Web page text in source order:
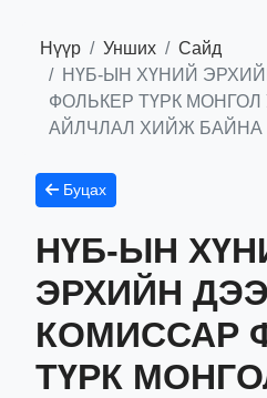
Нүүр Унших
Сайд
НҮБ-ЫН ХҮНИЙ
ФОЛЬКЕР ТҮРК
АЙЛЧЛАЛ ХИЙЖ БАЙНА
Буцах
НҮБ-ЫН
ЭРХИЙН
КОМИССАР
ТҮРК